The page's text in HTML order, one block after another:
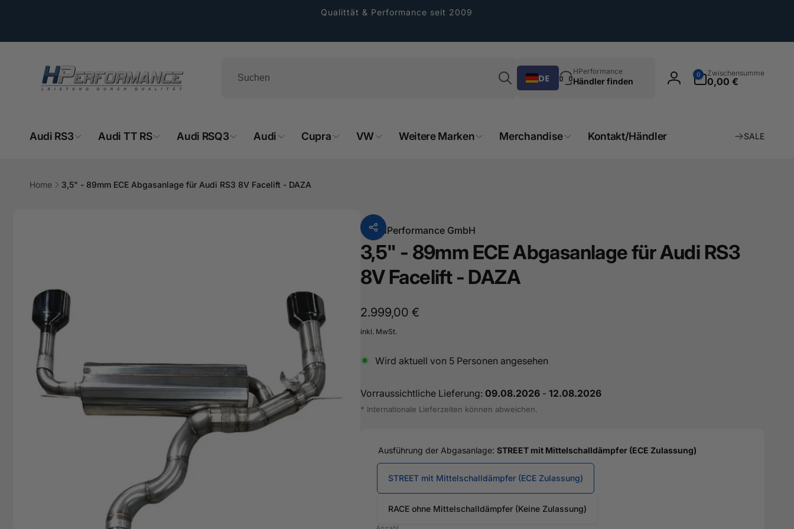
Qualittät & Performance seit 2009
Suchen
DE
HPerformance
Händler finden Einloggen
0
Artikel
Zwischensumme
0,00 €
Audi RS3 Audi TT RS Audi RSQ3 Audi Cupra VW Weitere Marken Merchandise Kontakt/Händler SALE
Home 3,5" - 89mm ECE Abgasanlage für Audi RS3 8V Facelift - DAZA
VonHPerformance GmbH
3,5" - 89mm ECE Abgasanlage für Audi RS3
8V Facelift - DAZA
Normaler
Preis
2.999,00 €
inkl. MwSt.
Wird aktuell von 5Personen angesehen
Vorraussichtliche Lieferung: 09.08.2026- 12.08.2026
* Internationale Lieferzeiten können abweichen.
Ausführung der Abgasanlage: STREET mit Mittelschalldämpfer (ECE Zulassung)
STREET mit Mittelschalldämpfer (ECE Zulassung)
RACE ohne Mittelschalldämpfer (Keine Zulassung)